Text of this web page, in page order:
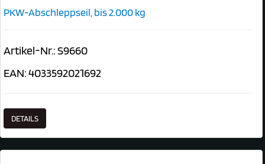
PKW-Abschleppseil, bis 2.000 kg
Artikel-Nr.: S9660
EAN: 4033592021692
DETAILS